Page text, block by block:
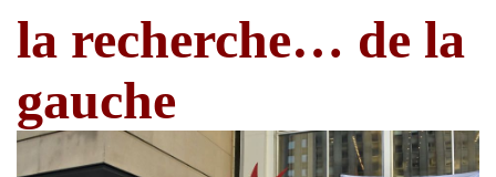
la recherche… de la
gauche